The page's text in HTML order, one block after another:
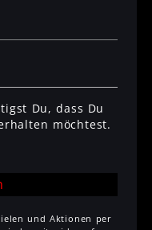
Du, dass Du
möchtest.
und Aktionen per